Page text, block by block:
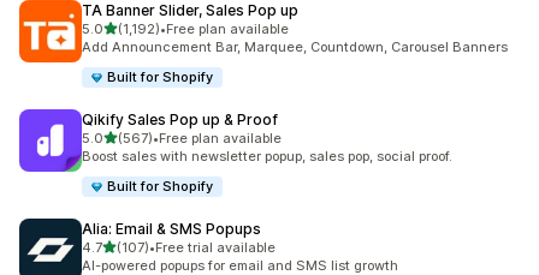
TA Banner Slider, Sales Pop up
5.0เต็ม 5 ดาว
(1,192)
ทั้งหมด 1192 รีวิว
•Free plan available
Add Announcement Bar, Marquee, Countdown, Carousel Banners
Built for Shopify
Qikify Sales Pop up & Proof
5.0เต็ม 5 ดาว
(567)
ทั้งหมด 567 รีวิว
•Free plan available
Boost sales with newsletter popup, sales pop, social proof.
Built for Shopify
Alia: Email & SMS Popups
4.7เต็ม 5 ดาว
(107)
ทั้งหมด 107 รีวิว
•Free trial available
AI-powered popups for email and SMS list growth